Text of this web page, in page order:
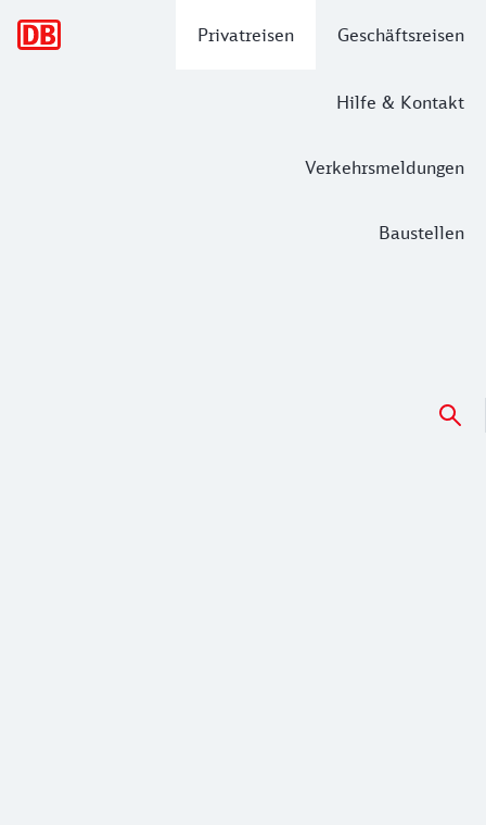
Privatreisen Geschäftsreisen
Hilfe & Kontakt
Verkehrsmeldungen
Baustellen